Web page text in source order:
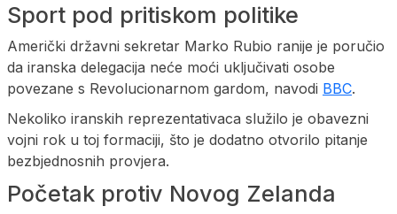
Sport pod pritiskom politike
Američki državni sekretar Marko Rubio ranije je poručio
da iranska delegacija neće moći uključivati osobe
povezane s Revolucionarnom gardom, navodi BBC.
Nekoliko iranskih reprezentativaca služilo je obavezni
vojni rok u toj formaciji, što je dodatno otvorilo pitanje
bezbjednosnih provjera.
Početak protiv Novog Zelanda